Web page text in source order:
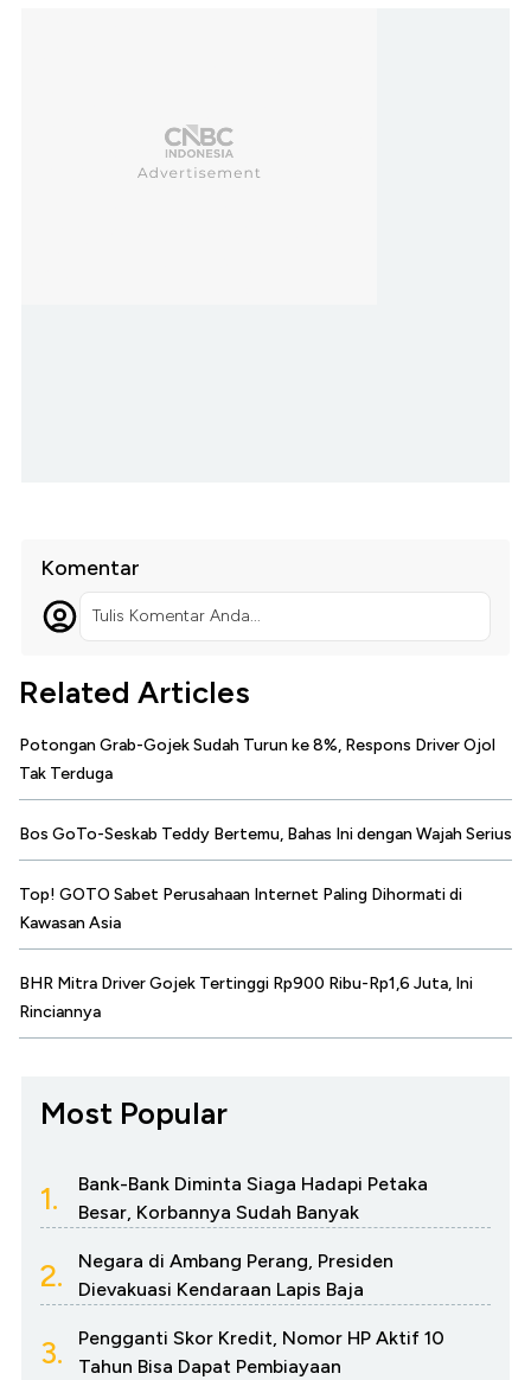
Komentar
Tulis Komentar Anda...
Related Articles
Potongan Grab-Gojek Sudah Turun ke 8%, Respons Driver Ojol
Tak Terduga
Bos GoTo-Seskab Teddy Bertemu, Bahas Ini dengan Wajah Serius
Top! GOTO Sabet Perusahaan Internet Paling Dihormati di
Kawasan Asia
BHR Mitra Driver Gojek Tertinggi Rp900 Ribu-Rp1,6 Juta, Ini
Rinciannya
Most Popular
1.
Bank-Bank Diminta Siaga Hadapi Petaka
Besar, Korbannya Sudah Banyak
2.
Negara di Ambang Perang, Presiden
Dievakuasi Kendaraan Lapis Baja
3.
Pengganti Skor Kredit, Nomor HP Aktif 10
Tahun Bisa Dapat Pembiayaan